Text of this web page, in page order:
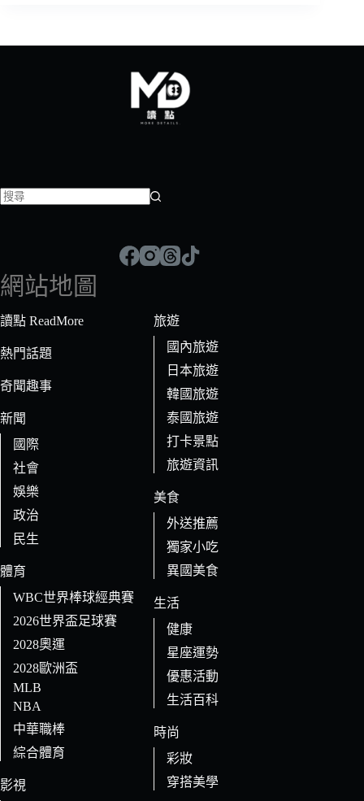
符
合
條
的
果
網站地圖
讀點 ReadMore
熱門話題
奇聞趣事
新聞
國際
社會
娛樂
政治
民生
體育
WBC世界棒球經典賽
2026世界盃足球賽
2028奧運
2028歐洲盃
MLB
NBA
中華職棒
綜合體育
影視
旅遊
國內旅遊
日本旅遊
韓國旅遊
泰國旅遊
打卡景點
旅遊資訊
美食
外送推薦
獨家小吃
異國美食
生活
健康
星座運勢
優惠活動
生活百科
時尚
彩妝
穿搭美學